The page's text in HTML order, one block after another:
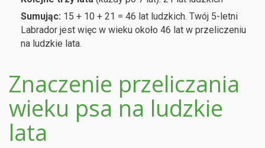
Sumując: 15 + 10 + 21 = 46 lat ludzkich. Twój 5-letni
Labrador jest więc w wieku około 46 lat w przeliczeniu
na ludzkie lata.
Znaczenie przeliczania
wieku psa na ludzkie
lata